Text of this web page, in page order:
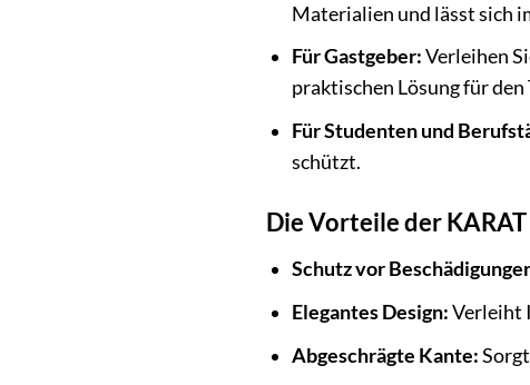
Materialien und lässt sich
Für Gastgeber:Verleihen
praktischen Lösung für den
Für Studenten und
schützt.
Die Vorteile der
Schutz vor
Elegantes Design:Verleiht
Abgeschrägte Kante: